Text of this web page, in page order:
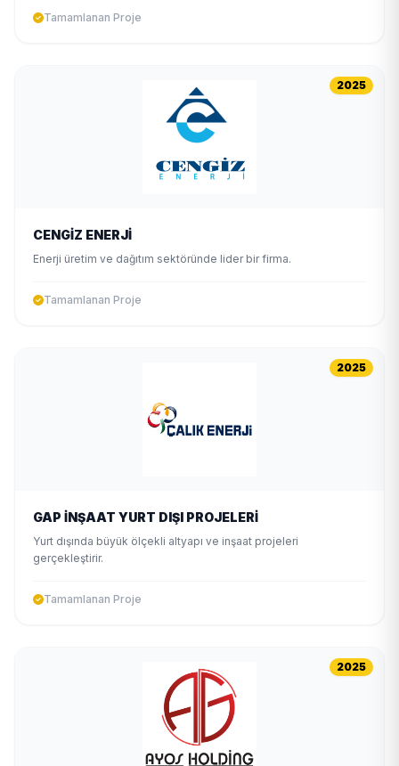
Tamamlanan Proje
2025
CENGİZ ENERJİ
Enerji üretim ve dağıtım sektöründe lider bir firma.
Tamamlanan Proje
2025
GAP İNŞAAT YURT DIŞI PROJELERİ
Yurt dışında büyük ölçekli altyapı ve inşaat projeleri
gerçekleştirir.
Tamamlanan Proje
2025